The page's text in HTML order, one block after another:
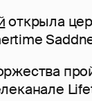
открыла